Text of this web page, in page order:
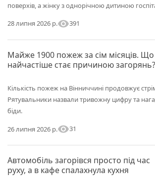
поверхів, а жінку з однорічною дитиною
28 липня 2026 р.visibility391
Майже 1900 пожеж за сім місяців. Що
найчастіше стає причиною загорянь?
Кількість пожеж на Вінниччині продовжує
Рятувальники назвали тривожну цифру та
біди.
26 липня 2026 р.visibility31
Автомобіль загорівся просто під час
руху, а в кафе спалахнула кухня